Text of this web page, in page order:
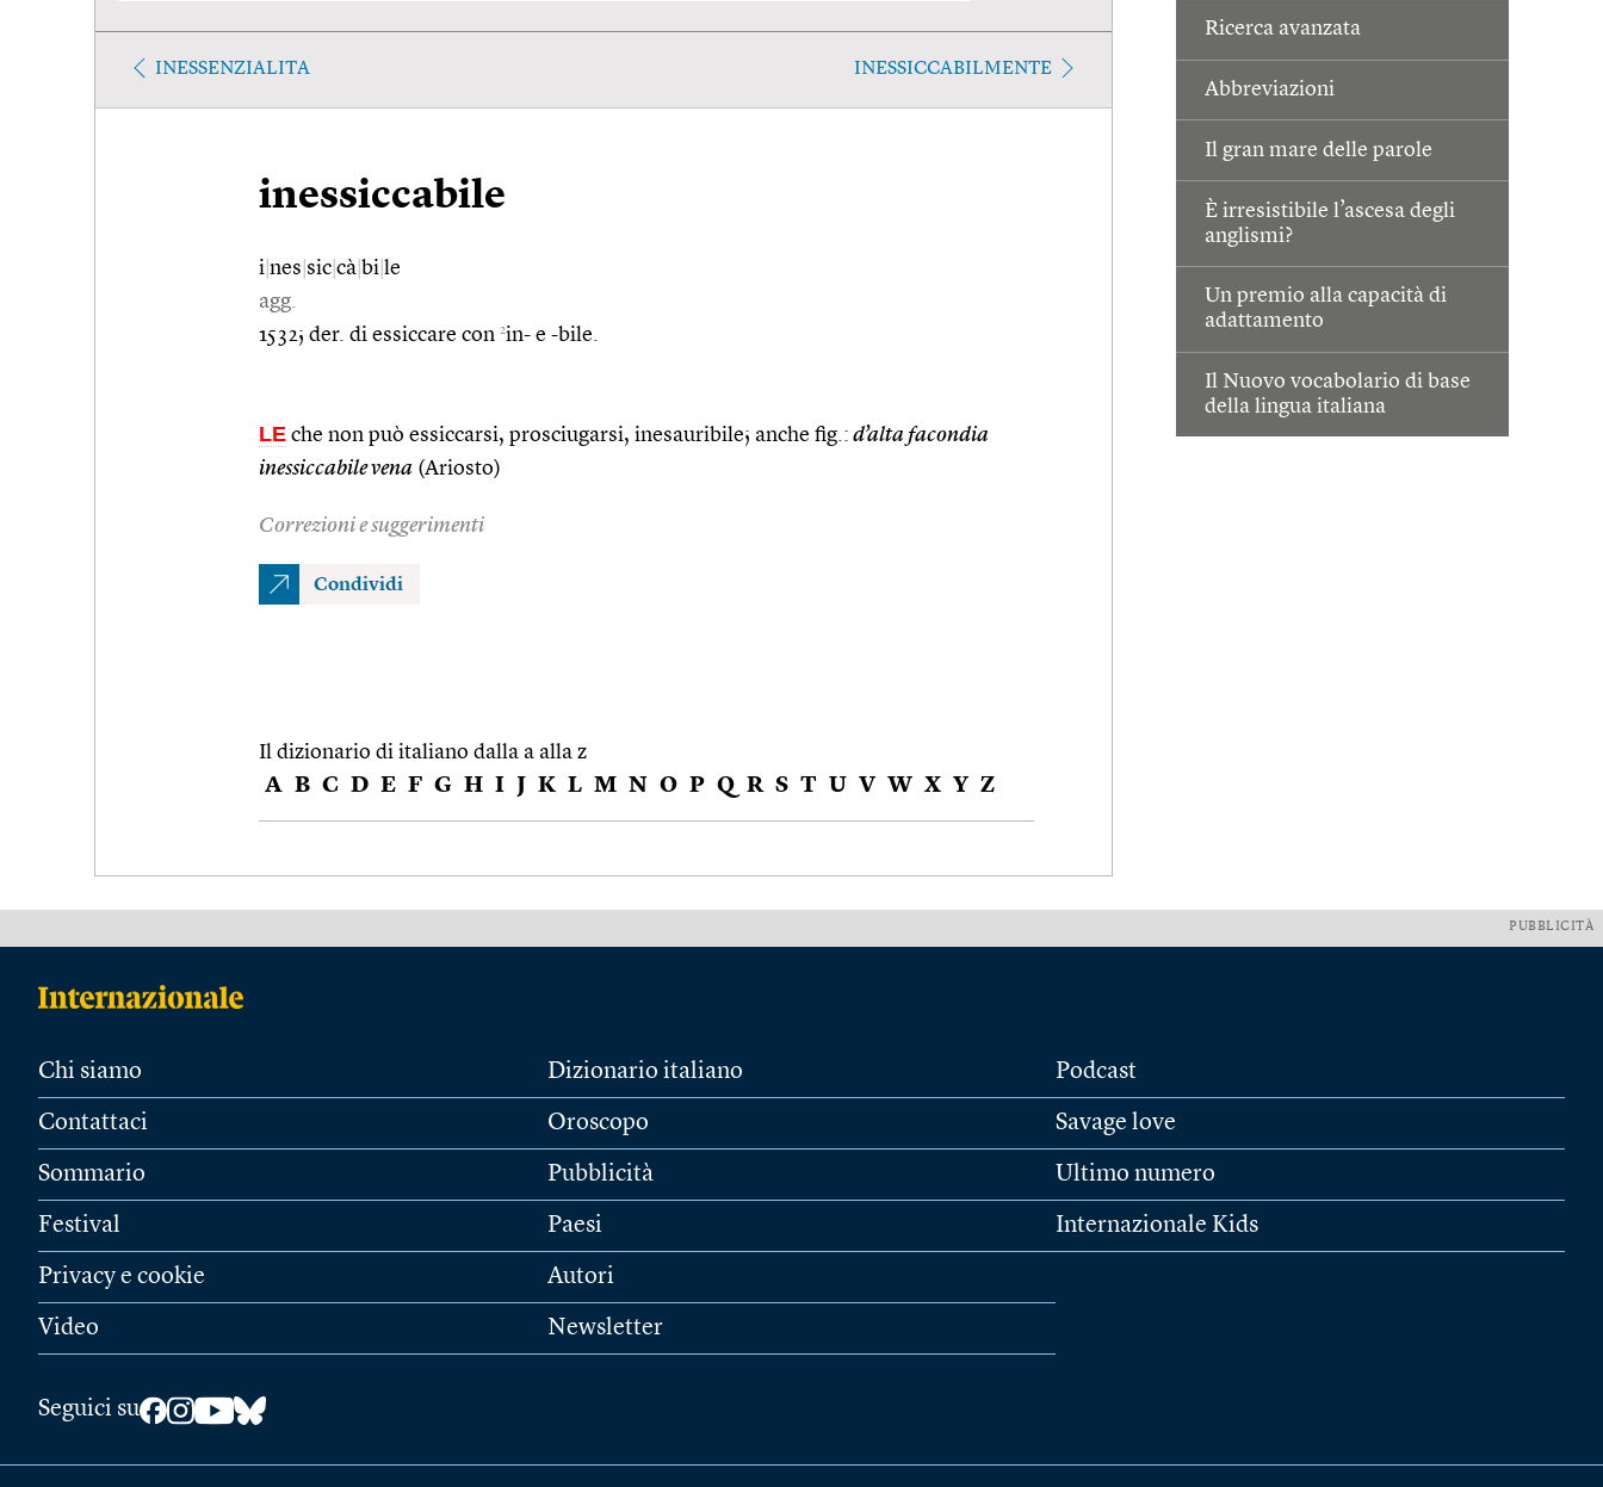
Ricerca avanzata
Abbreviazioni
Il gran mare delle parole
È irresistibile l’ascesa degli
anglismi?
Un premio alla capacità di
adattamento
Il Nuovo vocabolario di base
della lingua italiana
INESSENZIALITA INESSICCABILMENTE
inessiccabile
i nes sic cà bi le
agg.
1532; der. di essiccare con 2in- e -bile.
LE che non può essiccarsi, prosciugarsi, inesauribile; anche fig.: d’alta facondia
inessiccabile vena (Ariosto)
Correzioni e suggerimenti
Condividi
Il dizionario di italiano dalla a alla z
A B C D E F G H I J K L M N O P Q R S T U V W X Y Z
PUBBLICITÀ
Chi siamo
Contattaci
Sommario
Festival
Privacy e cookie
Video
Dizionario italiano
Oroscopo
Pubblicità
Paesi
Autori
Newsletter
Podcast
Savage love
Ultimo numero
Internazionale Kids
Seguici su